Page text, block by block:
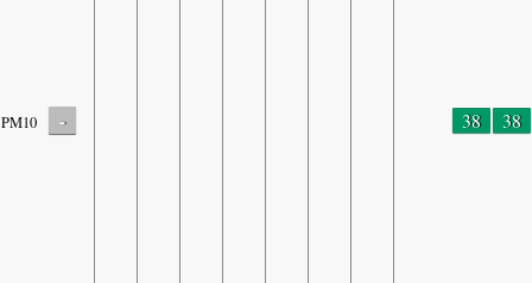
PM10 - 38 38